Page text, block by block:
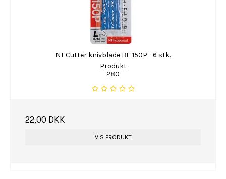
NT Cutter knivblade BL-150P - 6 stk.
Produkt
280
22,00 DKK
VIS PRODUKT